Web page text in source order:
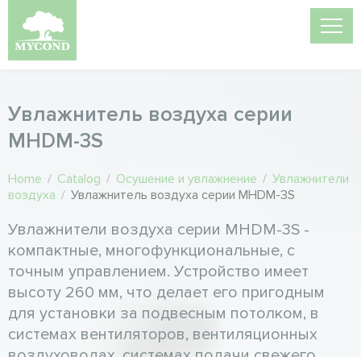
Увлажнитель воздуха серии
MHDM-3S
Home / Catalog / Осушение и увлажнение / Увлажнители
воздуха / Увлажнитель воздуха серии MHDM-3S
Увлажнители воздуха серии MHDM-3S -
компактные, многофункциональные, с
точным управлением. Устройство имеет
высоту 260 мм, что делает его пригодным
для установки за подвесным потолком, в
системах вентиляторов, вентиляционных